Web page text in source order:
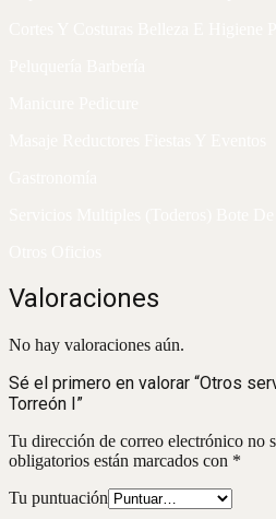
Valoraciones
No hay valoraciones aún.
Sé el primero en valorar “Otros
Torreón I”
Tu dirección de correo electrónico no
obligatorios están marcados con *
Tu puntuación